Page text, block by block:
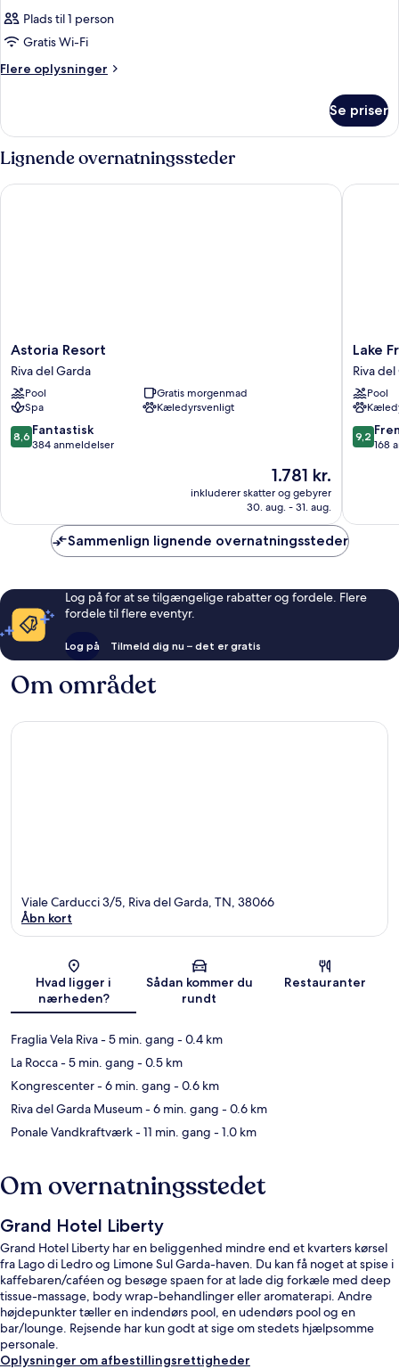
Plads til 1 person
Gratis Wi-Fi
Flere oplysninger
Flere
Se priser
Lignende overnatningssteder
Astoria
Resort
Riva
del
Garda
Astoria Resort
Riva del Garda
Pool
Gratis morgenmad
Spa
Kæledyrsvenligt
8.6
ud
anmeldelser
8,6 Fantastisk
384 anmeldelser
Prisen
er
1.781 kr.
1.781 kr.
inkluderer skatter og gebyrer
30. aug. - 31. aug.
Astoria Resort
Lake
Front
Hotel
Mirage
Riva
del
Garda
Lake
Riva
Pool
9.2
ud
9,2
168
Lake
Sammenlign lignende overnatningssteder
Log på for at se tilgængelige rabatter og fordele. Flere
fordele til flere eventyr.
Log på Tilmeld dig nu – det er gratis
Om området
Kort
Viale Carducci 3/5, Riva del Garda, TN, 38066
Åbn kort
Hvad ligger i
nærheden?
Sådan kommer du
rundt
Restauranter
Fraglia Vela Riva- 5 min. gang - 0.4 km
La Rocca- 5 min. gang - 0.5 km
Kongrescenter- 6 min. gang - 0.6 km
Riva del Garda Museum- 6 min. gang - 0.6 km
Ponale Vandkraftværk- 11 min. gang - 1.0 km
Om overnatningsstedet
Grand Hotel Liberty
Grand Hotel Liberty har en beliggenhed mindre end et kvarters kørsel
fra Lago di Ledro og Limone Sul Garda-haven. Du kan få noget at spise i
kaffebaren/caféen og besøge spaen for at lade dig forkæle med deep
tissue-massage, body wrap-behandlinger eller aromaterapi. Andre
højdepunkter tæller en indendørs pool, en udendørs pool og en
bar/lounge. Rejsende har kun godt at sige om stedets hjælpsomme
personale.
Oplysninger om afbestillingsrettigheder